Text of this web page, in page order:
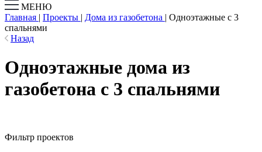
МЕНЮ
Главная | Проекты | Дома из газобетона | Одноэтажные с 3
спальнями
Назад
Одноэтажные дома из
газобетона с 3 спальнями
Фильтр проектов